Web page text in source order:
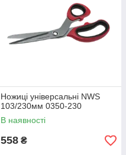
Ножиці універсальні NWS
103/230мм 0350-230
В наявності
558 ₴